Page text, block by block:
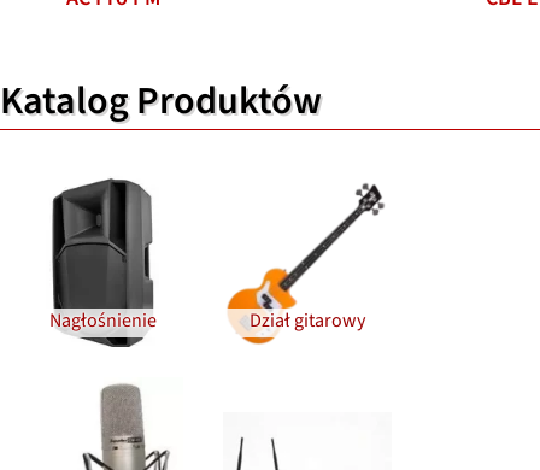
Katalog Produktów
Nagłośnienie Dział gitarowy